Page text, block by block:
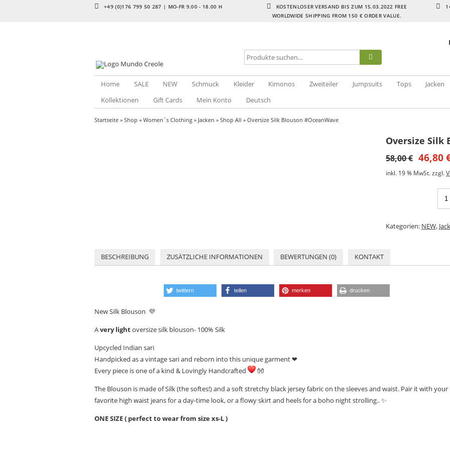
+49 (0)176 799 50 287 | MO-FR 9.00 - 18.00 H
KOSTENLOSER VERSAND BIS ZUM 15.03.2022 FREE
WORLDWIDE SHIPPING FROM 150 € ORDER VALUE.
Home SALE NEW Schmuck Kleider Kimonos Zweiteiler Jumpsuits Tops Jacken
Kollektionen
Gift Cards Mein Konto Deutsch
Startseite » Shop » Women´s Clothing » Jacken » Shop All » Oversize Silk Blouson #OceanWave
Oversize Silk
58,00€ 46,80
inkl. 19 % MwSt. zzgl.
Kategorien: NEW,
BESCHREIBUNG ZUSÄTZLICHE INFORMATIONEN BEWERTUNGEN (0) KONTAKT
twittern teilen merken drucken
New Silk Blouson 💜
Avery lightoversize silk blouson- 100% Silk
Upcycled Indian sari
Handpicked as a vintage sari and reborn into this unique garment ❤
Every piece is one of a kind & Lovingly Handcrafted
👐
The Blouson is made of Silk (the softes!) and a soft stretchy black jersey fabric on the sleeves and waist. Pair it with your
favorite high waist jeans for a day-time look, or a flowy skirt and heels for a boho night strolling..✨
ONE SIZE ( perfect to wear from size xs-L )